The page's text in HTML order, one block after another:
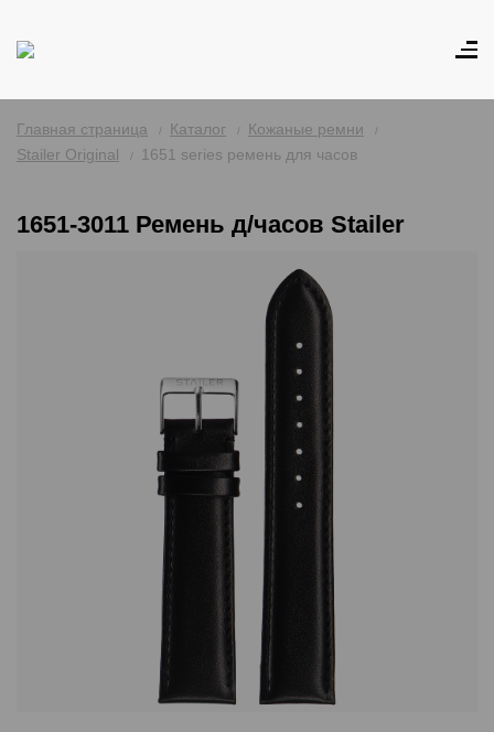
Главная страница Каталог
Кожаные ремни
Stailer Original
1651 series ремень для часов
1651-3011 Ремень д/часов Stailer